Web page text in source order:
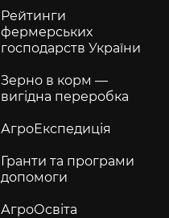
Рейтинги
фермерських
господарств України
Зерно в корм —
вигідна переробка
АгроЕкспедиція
Гранти та програми
допомоги
АгроОсвіта